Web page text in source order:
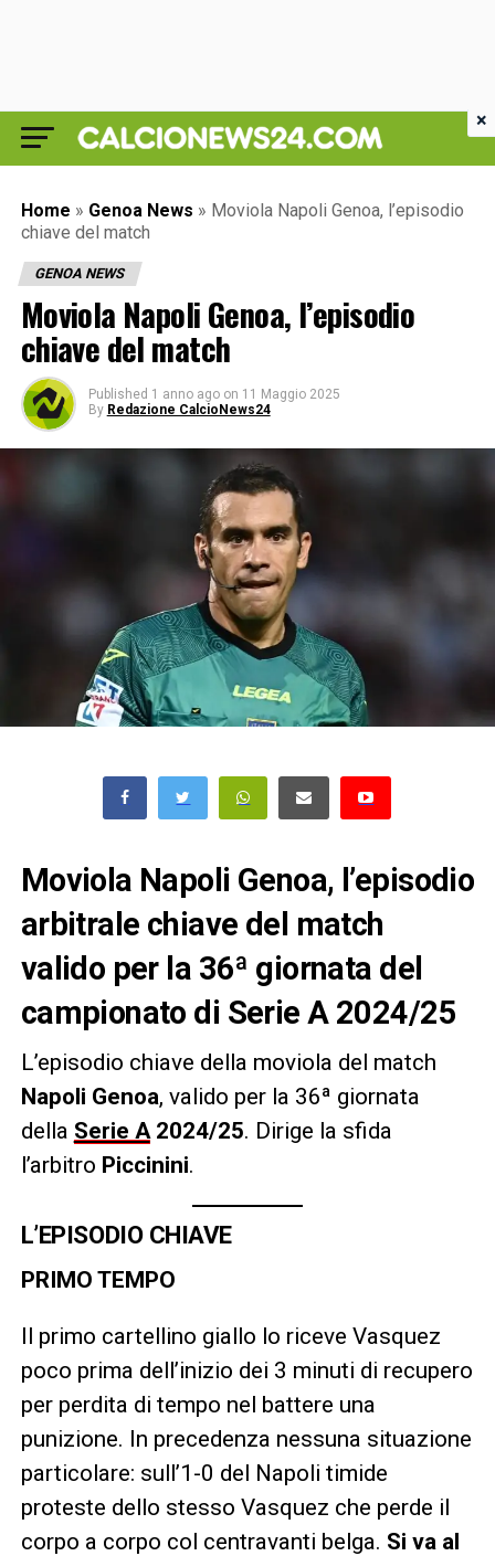
Home » Genoa News » Moviola Napoli Genoa, l’episodio
chiave del match
GENOA NEWS
Moviola Napoli Genoa, l’episodio
chiave del match
Published 1 anno ago on 11 Maggio 2025
By Redazione CalcioNews24
Moviola Napoli Genoa, l’episodio
arbitrale chiave del match
valido per la 36ª giornata del
campionato di Serie A 2024/25
L’episodio chiave della moviola del match
Napoli Genoa, valido per la 36ª giornata
della Serie A2024/25. Dirige la sfida
l’arbitro Piccinini.
L’EPISODIO CHIAVE
PRIMO TEMPO
Il primo cartellino giallo lo riceve Vasquez
poco prima dell’inizio dei 3 minuti di recupero
per perdita di tempo nel battere una
punizione. In precedenza nessuna situazione
particolare: sull’1-0 del Napoli timide
proteste dello stesso Vasquez che perde il
corpo a corpo col centravanti belga. Si va al
×